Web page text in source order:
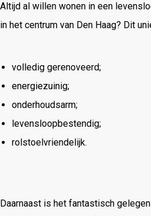
Altijd al willen wonen in een
in het centrum van Den Haag? Dit
volledig gerenoveerd;
energiezuinig;
onderhoudsarm;
levensloopbestendig;
rolstoelvriendelijk.
Daarnaast is het fantastisch